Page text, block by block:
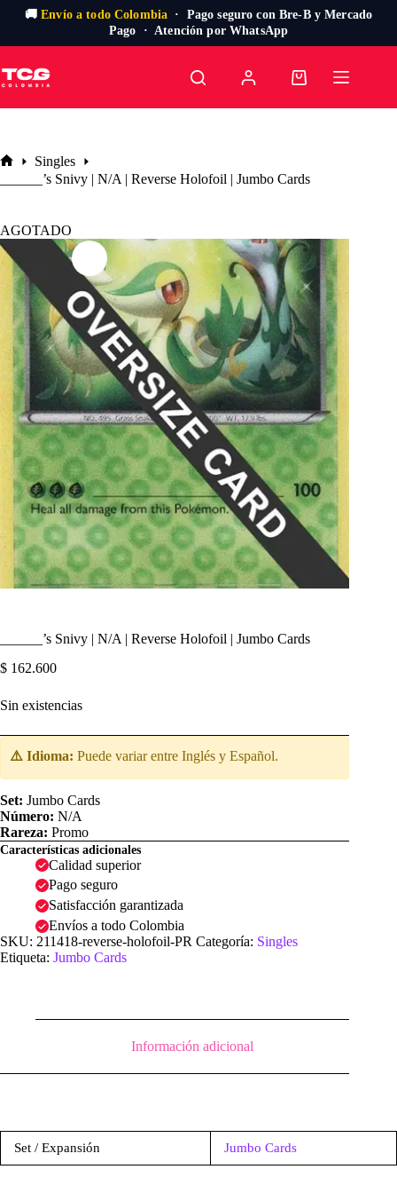
🚚Envío a todo Colombia · Pago seguro con Bre-B y Mercado
Pago · Atención por WhatsApp
al
contenido
Carro
Singles
______’s Snivy | N/A | Reverse Holofoil | Jumbo Cards
AGOTADO
______’s Snivy | N/A | Reverse Holofoil | Jumbo Cards
$ 162.600
Sin existencias
⚠️ Idioma: Puede variar entre Inglés y Español.
Set: Jumbo Cards
Número: N/A
Rareza: Promo
Características adicionales
Calidad superior
Pago seguro
Satisfacción garantizada
Envíos a todo Colombia
SKU: 211418-reverse-holofoil-PR Categoría: Singles
Etiqueta: Jumbo Cards
Información adicional
Set / Expansión Jumbo Cards